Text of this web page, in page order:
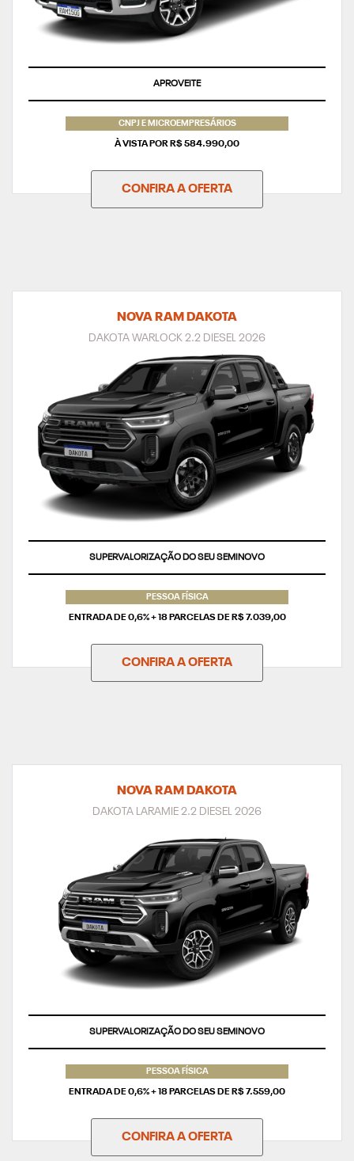
APROVEITE
CNPJ E MICROEMPRESÁRIOS
À VISTA POR R$ 584.990,00
CONFIRA A OFERTA
NOVA RAM DAKOTA
DAKOTA WARLOCK 2.2 DIESEL 2026
TAXA ZERO
PESSOA FÍSICA
ENTRADA DE 0,6% + 18 PARCELAS DE R$ 7.039,00
CONFIRA A OFERTA
NOVA RAM DAKOTA
DAKOTA LARAMIE 2.2 DIESEL 2026
TAXA ZERO
PESSOA FÍSICA
ENTRADA DE 0,6% + 18 PARCELAS DE R$ 7.559,00
CONFIRA A OFERTA